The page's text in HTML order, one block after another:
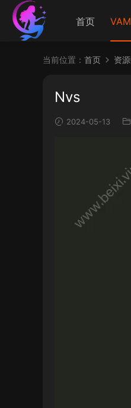
首页
当前位置： 首页 资
Nvs
2024-05-13